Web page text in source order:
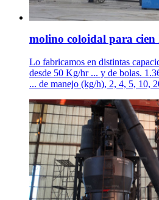
molino coloidal para
Lo fabricamos en distintas
desde 50 Kg/hr ... y de bolas.
... de manejo (kg/h), 2, 4, 5, 10,